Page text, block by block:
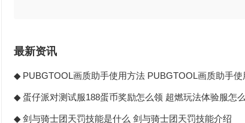
最新资讯
PUBGTOOL画质助手使用方法 PUBGTOOL画质助手使
程大全
蛋仔派对测试服188蛋币奖励怎么领 超燃玩法体验服怎
名
剑与骑士团天罚技能是什么 剑与骑士团天罚技能介绍